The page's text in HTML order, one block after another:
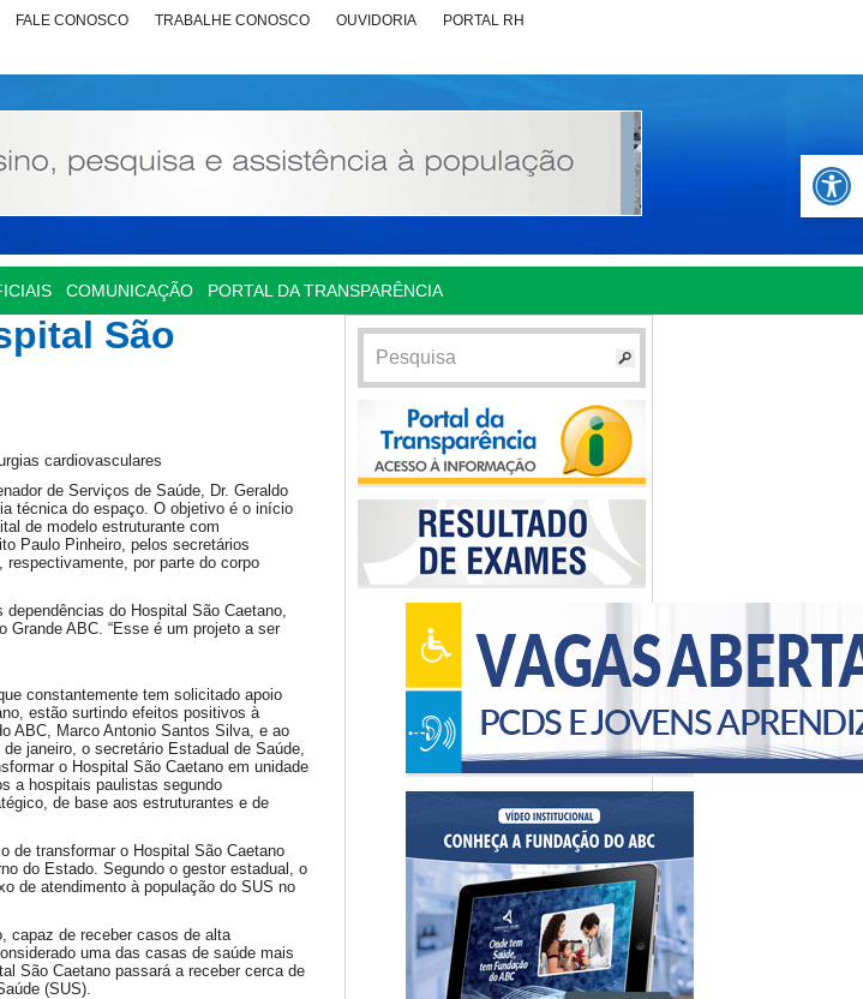
Abrir
FALE CONOSCO TRABALHE CONOSCO OUVIDORIA PORTAL RH
COMUNICAÇÃO PORTAL DA TRANSPARÊNCIA
São
cardiovasculares
de Serviços de Saúde, Dr. Geraldo
técnica do espaço. O objetivo é o início
de modelo estruturante com
Paulo Pinheiro, pelos secretários
por parte do corpo
do Hospital São Caetano,
ABC. “Esse é um projeto a ser
constantemente tem solicitado apoio
estão surtindo efeitos positivos à
ABC, Marco Antonio Santos Silva, e ao
janeiro, o secretário Estadual de Saúde,
o Hospital São Caetano em unidade
a hospitais paulistas segundo
de base aos estruturantes e de
de transformar o Hospital São Caetano
do Estado. Segundo o gestor estadual, o
de atendimento à população do SUS no
capaz de receber casos de alta
uma das casas de saúde mais
São Caetano passará a receber cerca de
(SUS).